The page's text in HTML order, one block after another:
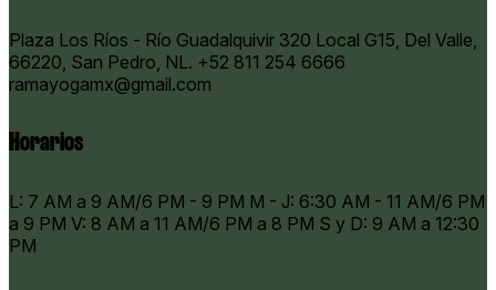
Plaza Los Ríos - Río Guadalquivir 320 Local G15, Del Valle,
66220, San Pedro, NL. +52 811 254 6666
ramayogamx@gmail.com
Horarios
​L: 7 AM a 9 AM/6 PM - 9 PM M - J: 6:30 AM - 11 AM/6 PM
a 9 PM V: 8 AM a 11 AM/6 PM a 8 PM S y D: 9 AM a 12:30
PM